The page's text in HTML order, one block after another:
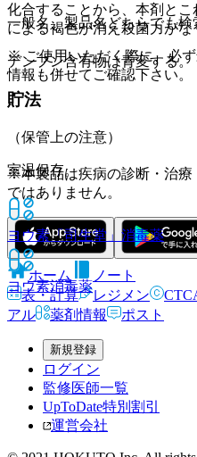
化合することから、本剤と
による褐色が消え殺菌力がな
デンプン含有物は青変する。
貯法
（保管上の注意）
室温保存。
ヨウ素「司生堂」 消毒薬
ヨウ素消毒薬
一般名、製品名どちらでも検
※ ご使用いただく際に、必
情報も併せてご確認下さい。
※本製品は疾病の診断・治療
ではありません。
ホーム
ノート
表・計算
レジメン
アル
薬剤情報 ポスト
新規登録
ログイン
監修医師一覧
UpToDate特別割引
運営会社